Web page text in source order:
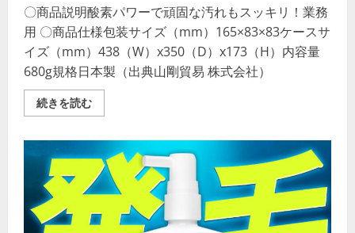
い
ま
私
た
ち
が
学
ぶ
べ
「リ
ダ
ー
シ
ッ
プ」
と
何
〇商品説明酸素パワーで頑固な汚れもスッキリ！業務
用 〇商品仕様包装サイズ（mm）165×83×83ケースサ
イズ（mm）438（W）x350（D）x173（H）内容量
680g規格日本製（出典山剛貿易 株式会社）
続きを読む【20
点
除
菌・
漂
白・
臭
洗